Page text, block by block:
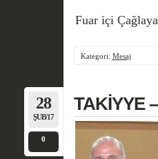
Fuar içi
Kategori: Mesaj
28
ŞUB/17
0
TAKİYYE